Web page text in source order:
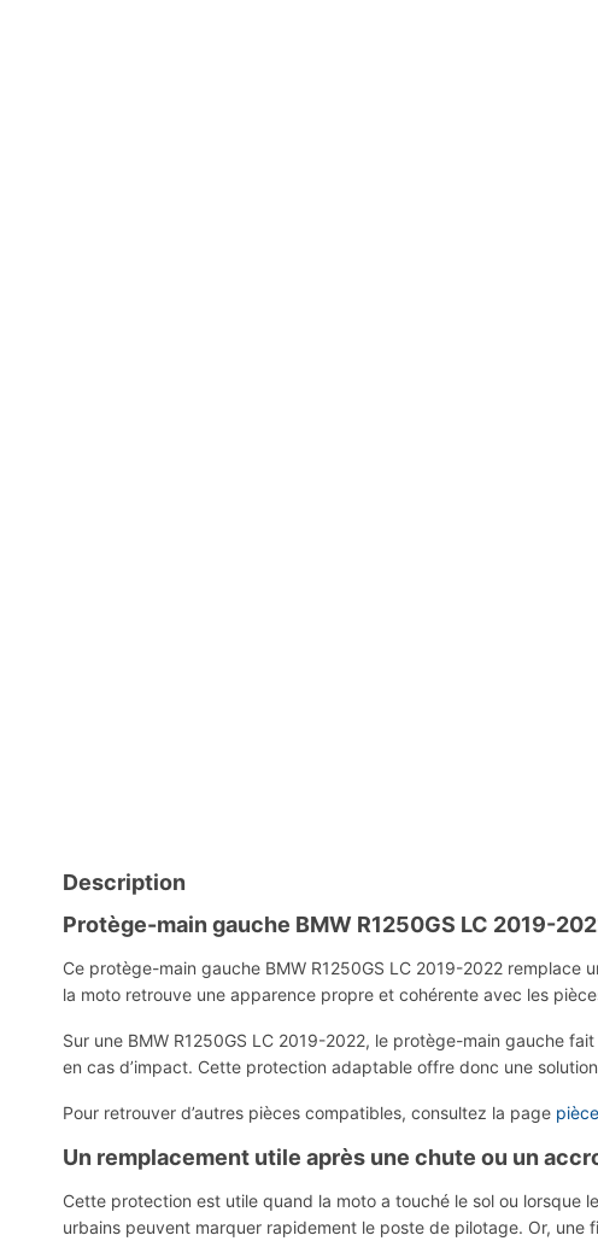
Description
Protège-main gauche BMW R1250GS LC 2019-
Ce protège-main gauche BMW R1250GS LC 2019-2022 remplace
la moto retrouve une apparence propre et cohérente avec les
Sur une BMW R1250GS LC 2019-2022, le protège-main gauche
en cas d’impact. Cette protection adaptable offre donc une
Pour retrouver d’autres pièces compatibles, consultez la page
Un remplacement utile après une chute ou un
Cette protection est utile quand la moto a touché le sol ou lorsque
urbains peuvent marquer rapidement le poste de pilotage. Or,